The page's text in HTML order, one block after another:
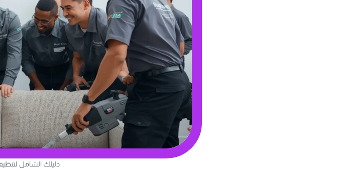
دليلك الشامل